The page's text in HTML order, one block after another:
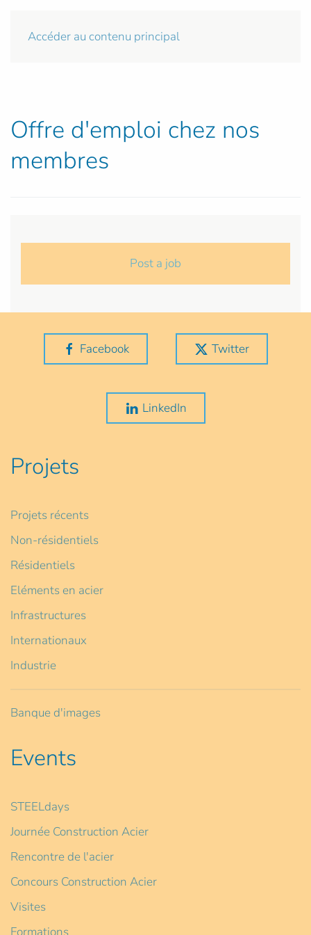
Accéder au contenu principal
Offre d'emploi chez nos
membres
Post a job
Facebook Twitter
LinkedIn
Projets
Projets récents
Non-résidentiels
Résidentiels
Eléments en acier
Infrastructures
Internationaux
Industrie
Banque d'images
Events
STEELdays
Journée Construction Acier
Rencontre de l'acier
Concours Construction Acier
Visites